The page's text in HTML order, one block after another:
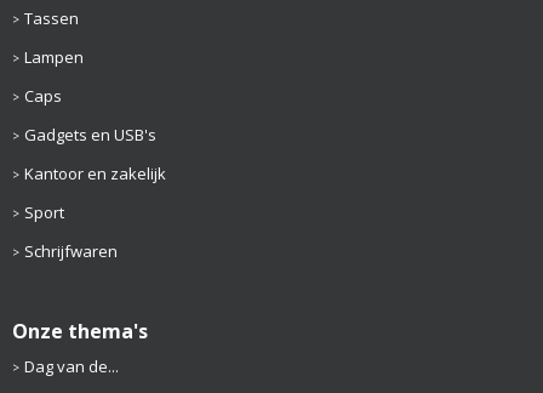
Tassen
Lampen
Caps
Gadgets en USB's
Kantoor en zakelijk
Sport
Schrijfwaren
Onze thema's
Dag van de...